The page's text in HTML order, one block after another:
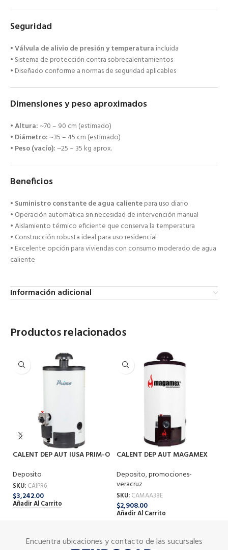
Seguridad
•Válvula de alivio de presión y temperatura incluida
• Sistema de protección contra sobrecalentamientos
• Diseñado conforme a normas de seguridad aplicables
Dimensiones y peso aproximados
•Altura:~70 – 90 cm (estimado)
• Diámetro:~35 – 45 cm (estimado)
• Peso (vacío):~25 – 35 kg aprox.
Beneficios
• Suministro constante de agua calientepara uso diario
• Operación automática sin necesidad de intervención manual
• Aislamiento térmico eficiente que conserva la temperatura
• Construcción robusta ideal para uso residencial
• Excelente opción para viviendas con consumo moderado de agua
caliente
Información adicional
Productos relacionados
CALENT DEP AUT IUSA PRIM-O
Deposito
SKU: CAIPR6
$3,242.00
Añadir Al Carrito
CALENT DEP AUT MAGAMEX
Deposito,promociones-
veracruz
SKU: CAMAA38E
$2,908.00
Añadir Al Carrito
Encuentra ubicaciones y contacto de las sucursales